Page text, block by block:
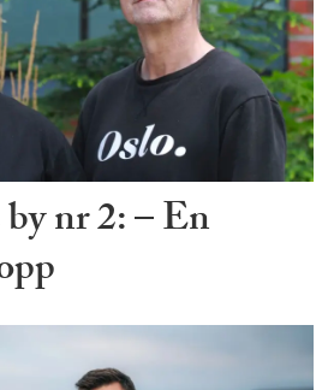
nr 2: – En